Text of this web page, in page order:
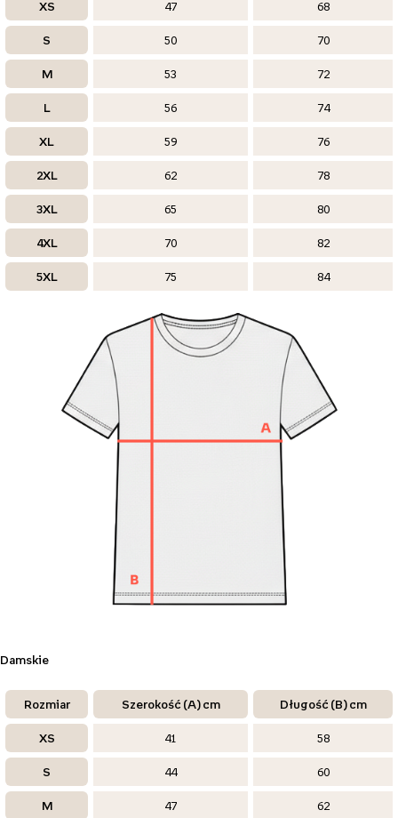
XS 47 68
S 50 70
M 53 72
L 56 74
XL 59 76
2XL 62 78
3XL 65 80
4XL 70 82
5XL 75 84
Damskie
Rozmiar Szerokość (A) cm Długość (B) cm
XS 41 58
S 44 60
M 47 62